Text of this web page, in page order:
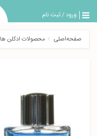
ورود/ثبت نام
بازگشت
صفحه‌اصلی محصولات ادکلن ها